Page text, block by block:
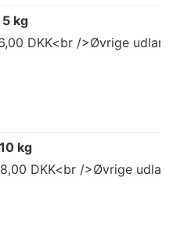
kg
DKK<br />Øvrige
kg
DKK<br />Øvrige